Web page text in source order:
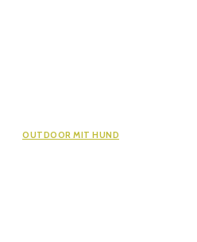
OUTDOOR MIT HUND